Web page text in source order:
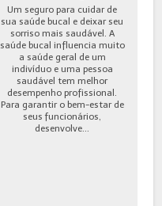
Um seguro para cuidar de
sua saúde bucal e deixar seu
sorriso mais saudável. A
saúde bucal influencia muito
a saúde geral de um
indivíduo e uma pessoa
saudável tem melhor
desempenho profissional.
Para garantir o bem-estar de
seus funcionários,
desenvolve...